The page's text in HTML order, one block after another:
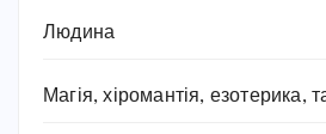
Людина
Магія, хіромантія, езотерика,